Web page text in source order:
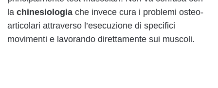
la chinesiologia che invece cura i problemi osteo-
articolari attraverso l’esecuzione di specifici
movimenti e lavorando direttamente sui muscoli.